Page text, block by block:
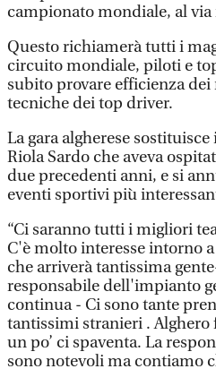
campionato mondiale, al
Questo richiamerà tutti i
circuito mondiale, piloti e
subito provare efficienza
tecniche dei top driver.
La gara algherese
Riola Sardo che aveva
due precedenti anni, e si
eventi sportivi più
“Ci saranno tutti i migliori
C'è molto interesse intorno
che arriverà tantissima
responsabile dell'impianto
continua - Ci sono tante
tantissimi stranieri . Alghero
un po’ ci spaventa. La
sono notevoli ma contiamo